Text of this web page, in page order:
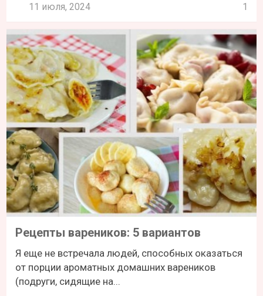
11 июля, 2024 1
Рецепты вареников: 5 вариантов
Я еще не встречала людей, способных оказаться
от порции ароматных домашних вареников
(подруги, сидящие на...